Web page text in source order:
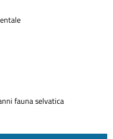
fauna selvatica